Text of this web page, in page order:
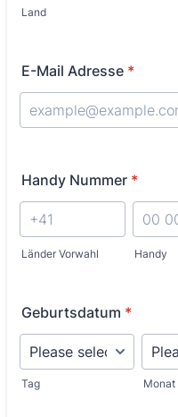
Land
E-Mail Adresse *
Handy Nummer *
Länder Vorwahl Handy
Geburtsdatum *
Tag Monat